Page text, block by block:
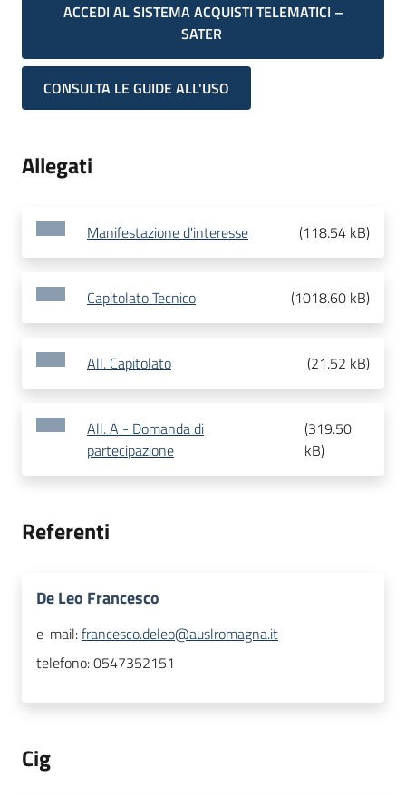
ACCEDI AL SISTEMA ACQUISTI TELEMATICI –
SATER
CONSULTA LE GUIDE ALL'USO
Allegati
Manifestazione d'interesse (118.54 kB)
Capitolato Tecnico (1018.60 kB)
All. Capitolato (21.52 kB)
All. A - Domanda di
partecipazione
(319.50
kB)
Referenti
De Leo Francesco
e-mail:francesco.deleo@auslromagna.it
telefono:0547352151
Cig